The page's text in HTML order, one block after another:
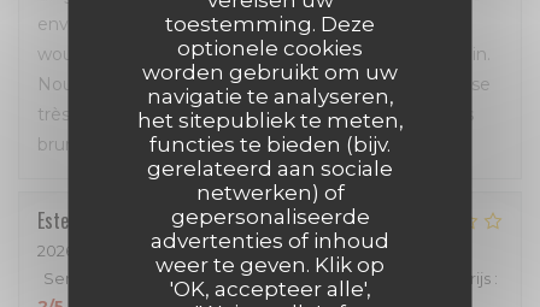
toestemming. Deze
optionele cookies
worden gebruikt om uw
navigatie te analyseren,
het sitepubliek te meten,
functies te bieden (bijv.
gerelateerd aan sociale
netwerken) of
gepersonaliseerde
advertenties of inhoud
weer te geven. Klik op
'OK, accepteer alle',
envie de tout prendre! Et quand les plats arrivent,
wouaaaa un délice, cuisinés avec passion c'est certain.
Nous nous sommes régalés du début à la fin. Terrasse
très agréable malgré la chaleur avec les ventilateurs
brumisateur.
Estelle
2026-05-31
- 12:15 - Gasten 4
Service
Atmosfeer: 3 /5 Keuken:2 /5 Kwaliteit / Prijs :